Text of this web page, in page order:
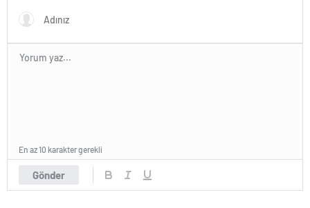
Gönder
En az 10 karakter gerekli